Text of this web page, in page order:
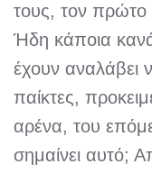
τους, τον πρώτο
Ήδη κάποια
έχουν αναλάβει
παίκτες,
αρένα, του
σημαίνει αυτό;